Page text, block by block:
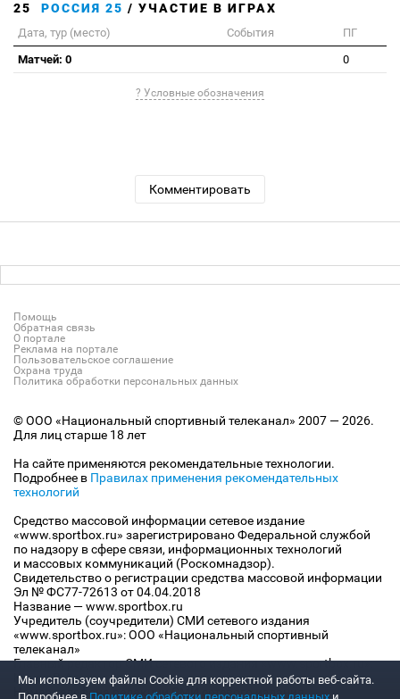
РОССИЯ 25 / УЧАСТИЕ В ИГРАХ
Дата, тур (место) События
ПГ
Матчей: 0
0
? Условные обозначения
Комментировать
Помощь
Обратная связь
О портале
Реклама на портале
Пользовательское соглашение
Охрана труда
Политика обработки персональных данных
© ООО «Национальный спортивный телеканал» 2007 — 2026.
Для лиц старше 18 лет
На сайте применяются рекомендательные технологии.
Подробнее в Правилах применения рекомендательных
технологий
Средство массовой информации сетевое издание
«www.sportbox.ru» зарегистрировано Федеральной службой
по надзору в сфере связи, информационных технологий
и массовых коммуникаций (Роскомнадзор).
Свидетельство о регистрации средства массовой информации
Эл № ФС77-72613 от 04.04.2018
Название — www.sportbox.ru
Учредитель (соучредители) СМИ сетевого издания
«www.sportbox.ru»: ООО «Национальный спортивный
телеканал»
Главный редактор СМИ сетевого издания «www.sportbox.ru»:
Конов В.А.
Номер телефона редакции СМИ сетевого издания
Мы используем файлы Сookie для корректной работы веб-сайта.